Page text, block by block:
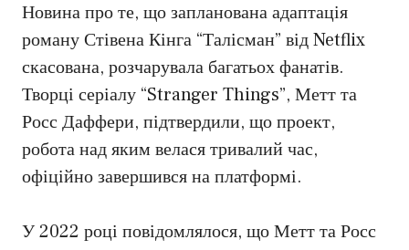
Новина про те, що запланована адаптація
роману Стівена Кінга “Талісман” від Netflix
скасована, розчарувала багатьох фанатів.
Творці серіалу “Stranger Things”, Метт та
Росс Даффери, підтвердили, що проект,
робота над яким велася тривалий час,
офіційно завершився на платформі.
У 2022 році повідомлялося, що Метт та Росс